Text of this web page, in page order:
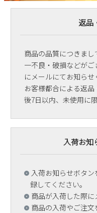
返品
商品の品質につきま
一不良・破損などが
にメールにてお知らせ
お客様都合による返
後7日以内、未使用に
入荷お知
入荷お知らせボタ
録してください。
商品が入荷した際に
商品の入荷やご注文